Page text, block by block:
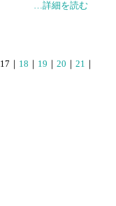
…詳細を読む
17 18 19 20 21